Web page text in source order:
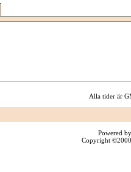
Alla tider är
Powered
Copyright